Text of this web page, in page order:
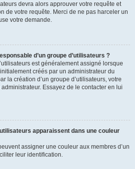
devra alors approuver votre requête et
de votre requête. Merci de ne pas harceler un
votre demande.
d’un groupe d’utilisateurs ?
est généralement assigné lorsque
créés par un administrateur du
la création d’un groupe d’utilisateurs, votre
Essayez de le contacter en lui
apparaissent dans une couleur
assigner une couleur aux membres d’un
leur identification.